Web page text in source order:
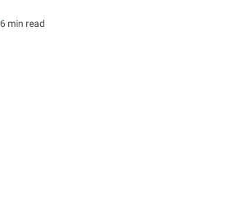
6 min read